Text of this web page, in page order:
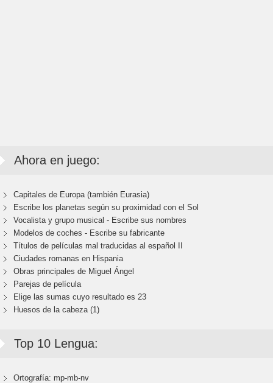
Ahora en juego:
Capitales de Europa (también Eurasia)
Escribe los planetas según su proximidad con el Sol
Vocalista y grupo musical - Escribe sus nombres
Modelos de coches - Escribe su fabricante
Títulos de películas mal traducidas al español II
Ciudades romanas en Hispania
Obras principales de Miguel Ángel
Parejas de película
Elige las sumas cuyo resultado es 23
Huesos de la cabeza (1)
Top 10 Lengua:
Ortografía: mp-mb-nv